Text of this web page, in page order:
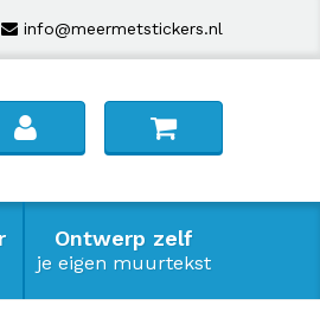
info@meermetstickers.nl
Ontwerp zelf
je eigen muurtekst